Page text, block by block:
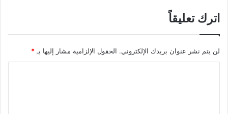
اترك تعليقاً
لن يتم نشر عنوان بريدك الإلكتروني. الحقول الإلزامية مشار إليها بـ *